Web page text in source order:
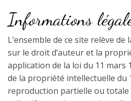
Informations
L’ensemble de ce site relève
sur le droit d’auteur et la
application de la loi du 11 mars
de la propriété intellectuelle du
reproduction partielle ou totale